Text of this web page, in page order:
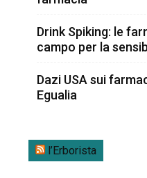
Drink Spiking: le
campo per la
Dazi USA sui
Egualia
l’Erborista